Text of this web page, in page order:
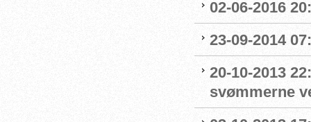
02-06-2016
23-09-2014
20-10-2013
svømmerne